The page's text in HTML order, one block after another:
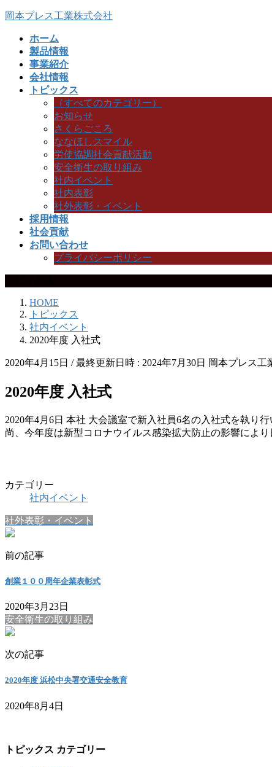
コ
ナ
岡本プレス工業株式会社
ホーム
製品情報
事業紹介
会社情報
トピックス
（すべてのカテゴリー）
お知らせ
さくらごころ
ななほしスマイル
労使協調社会貢献活動
安全衛生の取り組み
社内イベント
社内表彰
社外表彰・イベント
採用情報
社会貢献
お問い合わせ
プライバシーポリシー
HOME
トピックス
社内イベント
2020年度 入社式
2020年4月15日 / 最終更新日時 : 2024年7月30日 岡本プレス工
2020年度 入社式
2020年4月6日 本社 大会議室で新入社員6名の入社式を執り
尚、今年度は新型コロナウイルス感染拡大防止の影響によ
カテゴリー
社内イベント
社外表彰・イベント
前の記事
創業１００周年企業表彰式
2020年3月23日
安全衛生の取り組み
次の記事
2020年度 浜松中央署交通安全教育
2020年8月4日
トピックス カテゴリー